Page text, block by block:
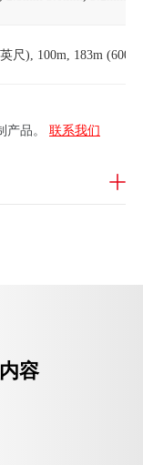
尺), 100m, 183m (600
产品。 联系我们
容